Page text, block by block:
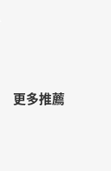
更多推薦